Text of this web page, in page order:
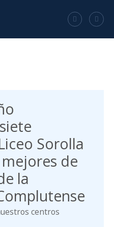
Sorolla
de
la
centros